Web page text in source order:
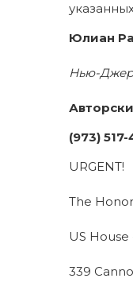
Юлиан
Нью-
(973) 517-
URGENT!
The
US
339